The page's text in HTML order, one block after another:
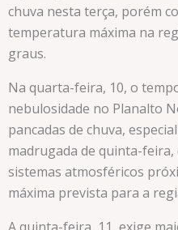
chuva nesta terça, porém
temperatura máxima na
graus.
Na quarta-feira, 10, o
nebulosidade no Planalto
pancadas de chuva,
madrugada de quinta-feira,
sistemas atmosféricos
máxima prevista para a